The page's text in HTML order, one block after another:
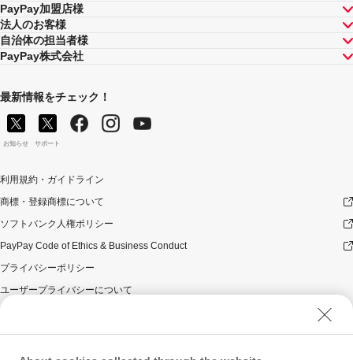
PayPay加盟店様
法人のお客様
自治体の担当者様
PayPay株式会社
最新情報をチェック！
お知らせ サポート
利用規約・ガイドライン
商標・登録商標について
ソフトバンク人権ポリシー
PayPay Code of Ethics & Business Conduct
プライバシーポリシー
ユーザープライバシーについて
ウェブサイト利用規約
反社会的勢力に対する方針